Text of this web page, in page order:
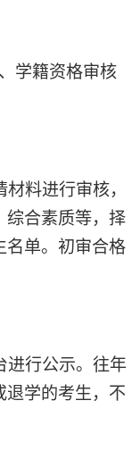
学籍资格审核
料进行审核，
综合素质等，择
名单。初审合格
进行公示。往年
退学的考生，不